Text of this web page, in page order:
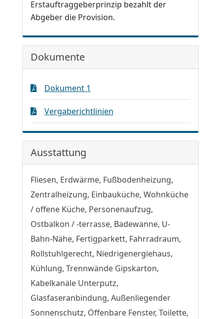
Erstauftraggeberprinzip bezahlt der
Abgeber die Provision.
Dokumente
Dokument 1
Vergaberichtlinien
Ausstattung
Fliesen, Erdwärme, Fußbodenheizung,
Zentralheizung, Einbauküche, Wohnküche
/ offene Küche, Personenaufzug,
Ostbalkon / -terrasse, Badewanne, U-
Bahn-Nähe, Fertigparkett, Fahrradraum,
Rollstuhlgerecht, Niedrigenergiehaus,
Kühlung, Trennwände Gipskarton,
Kabelkanäle Unterputz,
Glasfaseranbindung, Außenliegender
Sonnenschutz, Öffenbare Fenster, Toilette,